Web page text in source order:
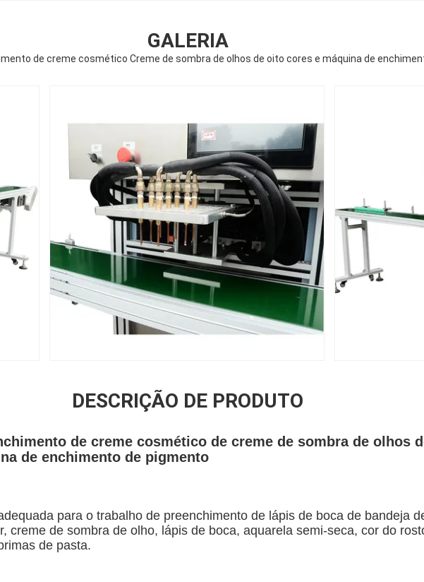
GALERIA
de creme cosmético Creme de sombra de olhos de oito cores e máquina de
DESCRIÇÃO DE PRODUTO
de creme cosmético de creme de sombra de olhos
de enchimento de pigmento
para o trabalho de preenchimento de lápis de boca de bandeja
creme de sombra de olho, lápis de boca, aquarela semi-seca, cor do
de pasta.